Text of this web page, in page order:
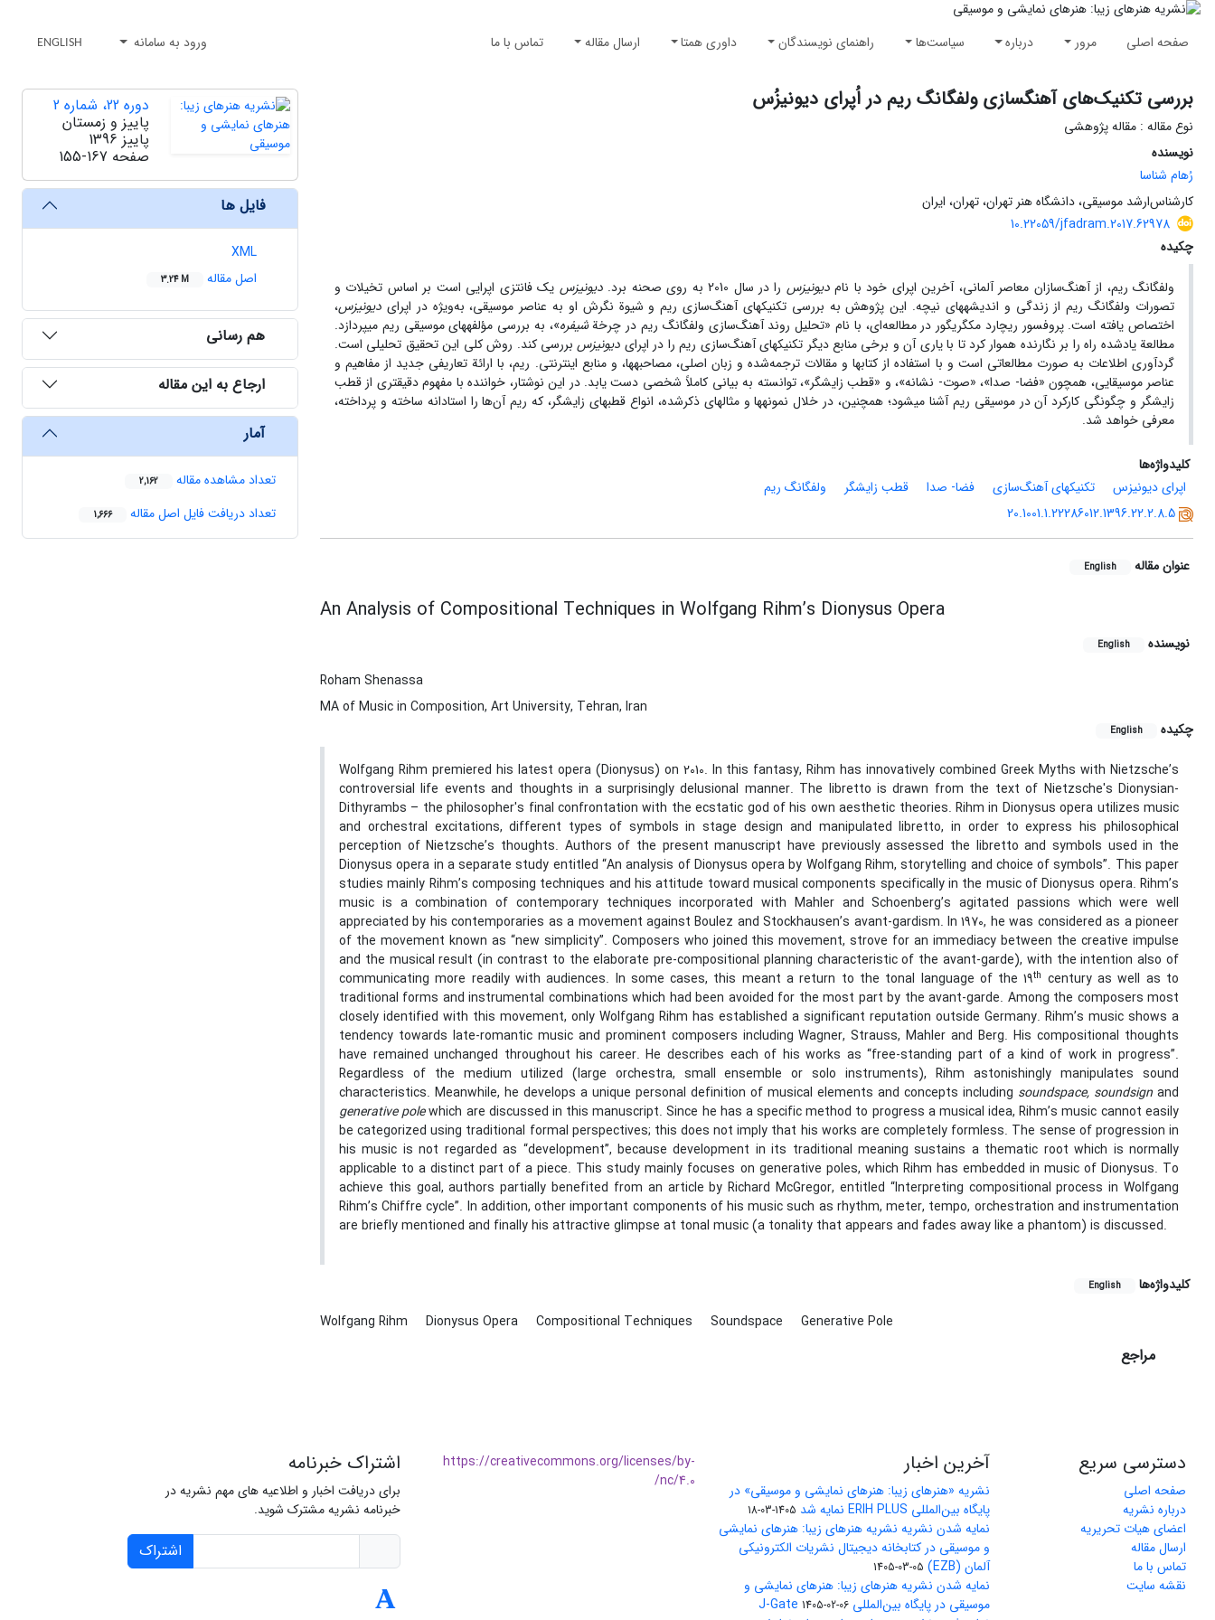
صفحه اصلی مرور درباره سیاست‌ها راهنمای نویسندگان داوری همتا ارسال مقاله تماس با ما ورود به سامانه ENGLISH
بررسی تکنیک‌های آهنگسازی ولفگانگ ریم در اُپرای دیونیزُس
نوع مقاله : مقاله پژوهشی
نویسنده
رُهام شناسا
کارشناس‌‏ارشد موسیقی، دانشگاه هنر تهران، تهران، ایران
10.22059/jfadram.2017.62978
چکیده
ولفگانگ ریم، از آهنگ‌‏سازان معاصر آلمانی، آخرین اپرای خود با نامدیونیزس را در سال 2010 به روی صحنه برد. دیونیزس یک فانتزی اپرایی است بر اساس تخیلات و
تصورات ولفگانگ ریم از زندگی و اندیشه‏های نیچه. این پژوهش به بررسی تکنیک‏های آهنگ‌‏سازی ریم و شیوة نگرش او به عناصر موسیقی، به‌‏ویژه در اپرای دیونیزس،
اختصاص یافته است. پروفسور ریچارد مک‏گریگور در مطالعه‌ای، با نام «تحلیل روند آهنگ‌‏سازی ولفگانگ ریم در چرخةشیفره»، به بررسی مؤلفه‏های موسیقی ریم می‏پردازد.
مطالعة یادشده راه را بر نگارنده هموار کرد تا با یاری آن و برخی منابع دیگر تکنیک‏های آهنگ‌‏سازی ریم را در اپرای دیونیزسبررسی کند. روش کلی این تحقیق تحلیلی است.
گردآوری اطلاعات به ‏صورت مطالعاتی است و با استفاده از کتاب‏ها و مقالات ترجمه‌‏شده و زبان اصلی، مصاحبه‏ها، و منابع اینترنتی. ریم، با ارائة تعاریفی جدید از مفاهیم و
عناصر موسیقایی، همچون «فضا- صدا»، «صوت- نشانه»، و «قطب زایشگر»، توانسته ‏به بیانی کاملاً شخصی دست یابد. در این نوشتار، خواننده با مفهوم دقیق‏تری از قطب
زایشگر و چگونگی کارکرد آن در موسیقی ریم آشنا می‏شود؛ همچنین، در خلال نمونه‏ها و مثال‏های ذکرشده، انواع قطب‏های زایشگر، که ریم آن‌ها را استادانه ساخته و پرداخته،
معرفی خواهد شد.
کلیدواژه‌ها
اپرای دیونیزس
تکنیک‏های آهنگ‌‏سازی فضا- صدا قطب زایشگر
ولفگانگ ریم
20.1001.1.22286012.1396.22.2.8.5
عنوان مقاله English
An Analysis of Compositional Techniques in Wolfgang Rihm’s Dionysus Opera
نویسنده English
Roham Shenassa
MA of Music in Composition, Art University, Tehran, Iran
چکیده
English
Wolfgang Rihm premiered his latest opera (Dionysus) on 2010. In this fantasy, Rihm has innovatively combined Greek Myths with Nietzsche’s
controversial life events and thoughts in a surprisingly delusional manner. The libretto is drawn from the text of Nietzsche's Dionysian-
Dithyrambs – the philosopher's final confrontation with the ecstatic god of his own aesthetic theories. Rihm in Dionysus opera utilizes music
and orchestral excitations, different types of symbols in stage design and manipulated libretto, in order to express his philosophical
perception of Nietzsche’s thoughts. Authors of the present manuscript have previously assessed the libretto and symbols used in the
Dionysus opera in a separate study entitled “An analysis of Dionysus opera by Wolfgang Rihm, storytelling and choice of symbols”. This paper
studies mainly Rihm’s composing techniques and his attitude toward musical components specifically in the music of Dionysus opera. Rihm’s
music is a combination of contemporary techniques incorporated with Mahler and Schoenberg’s agitated passions which were well
appreciated by his contemporaries as a movement against Boulez and Stockhausen’s avant-gardism. In 1970, he was considered as a pioneer
of the movement known as “new simplicity”. Composers who joined this movement, strove for an immediacy between the creative impulse
and the musical result (in contrast to the elaborate pre-compositional planning characteristic of the avant-garde), with the intention also of
communicating more readily with audiences. In some cases, this meant a return to the tonal language of the 19th century as well as to
traditional forms and instrumental combinations which had been avoided for the most part by the avant-garde. Among the composers most
closely identified with this movement, only Wolfgang Rihm has established a significant reputation outside Germany. Rihm’s music shows a
tendency towards late-romantic music and prominent composers including Wagner, Strauss, Mahler and Berg. His compositional thoughts
have remained unchanged throughout his career. He describes each of his works as “free-standing part of a kind of work in progress”.
Regardless of the medium utilized (large orchestra, small ensemble or solo instruments), Rihm astonishingly manipulates sound
characteristics. Meanwhile, he develops a unique personal definition of musical elements and concepts including soundspace, soundsign and
generative polewhich are discussed in this manuscript. Since he has a specific method to progress a musical idea, Rihm’s music cannot easily
be categorized using traditional formal perspectives; this does not imply that his works are completely formless. The sense of progression in
his music is not regarded as “development”, because development in its traditional meaning sustains a thematic root which is normally
applicable to a distinct part of a piece. This study mainly focuses on generative poles, which Rihm has embedded in music of Dionysus. To
achieve this goal, authors partially benefited from an article by Richard McGregor, entitled “Interpreting compositional process in Wolfgang
Rihm’s Chiffre cycle”. In addition, other important components of his music such as rhythm, meter, tempo, orchestration and instrumentation
are briefly mentioned and finally his attractive glimpse at tonal music (a tonality that appears and fades away like a phantom) is discussed.
کلیدواژه‌ها English
Wolfgang Rihm Dionysus Opera Compositional Techniques Soundspace Generative Pole
مراجع
دوره 22، شماره 2
پاییز و زمستان
پاییز 1396
صفحه 155-167
فایل ها
XML
اصل مقاله
3.24 M
هم رسانی
ارجاع به این مقاله
آمار
تعداد مشاهده مقاله 2,162
تعداد دریافت فایل اصل مقاله 1,666
دسترسی سریع
صفحه اصلی
درباره نشریه
اعضای هیات تحریریه
ارسال مقاله
تماس با ما
نقشه سایت
آخرین اخبار
نشریه «هنرهای زیبا: هنرهای نمایشی و موسیقی» در
پایگاه بین‌المللی ERIH PLUS نمایه شد
1405-03-18
نمایه شدن نشریه نشریه هنرهای زیبا: هنرهای نمایشی
و موسیقی در کتابخانه دیجیتال نشریات الکترونیکی
آلمان (EZB)
1405-03-05
نمایه شدن نشریه هنرهای زیبا: هنرهای نمایشی و
موسیقی در پایگاه بین‌المللی J-Gate1405-02-06
https://creativecommons.org/licenses/by-
nc/4.0/
اشتراک خبرنامه
برای دریافت اخبار و اطلاعیه های مهم نشریه در
خبرنامه نشریه مشترک شوید.
اشتراک